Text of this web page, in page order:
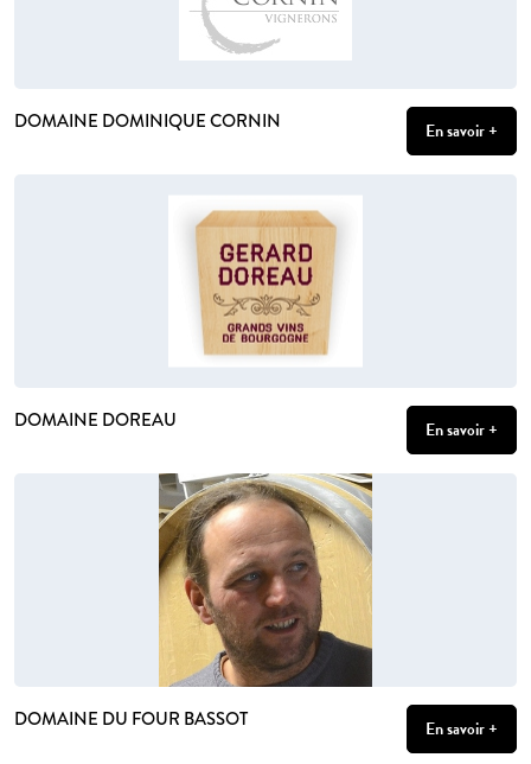
DOMAINE DOMINIQUE CORNIN En savoir +
DOMAINE DOREAU En savoir +
DOMAINE DU FOUR BASSOT En savoir +